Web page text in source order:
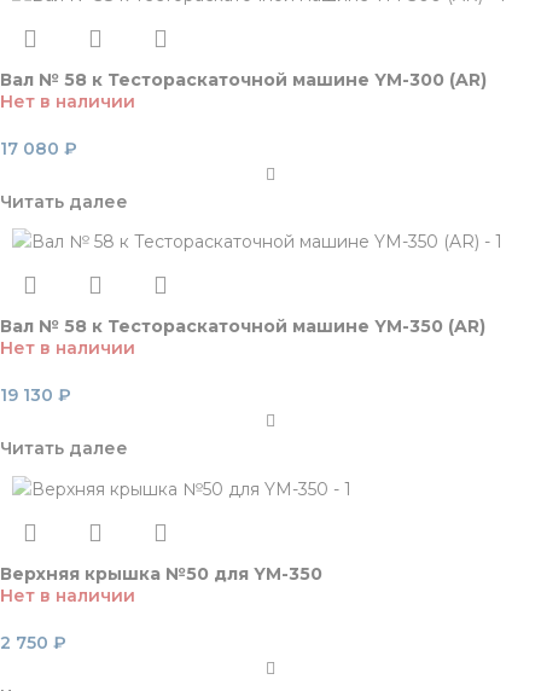
Вал № 58 к Тестораскаточной машине YM-300 (AR)
Нет в наличии
17 080 ₽
Читать далее
Вал № 58 к Тестораскаточной машине YM-350 (AR)
Нет в наличии
19 130 ₽
Читать далее
Верхняя крышка №50 для YM-350
Нет в наличии
2 750 ₽